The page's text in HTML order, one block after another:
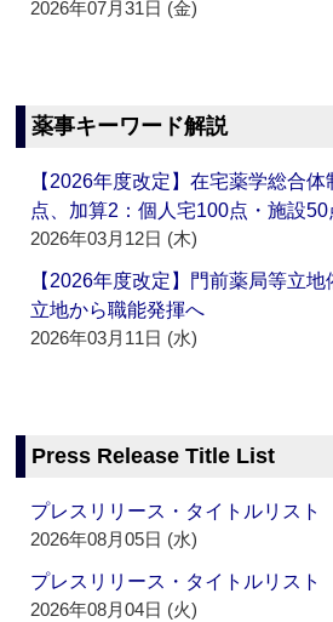
2026年07月31日 (金)
薬事キーワード解説
【2026年度改定】在宅薬学総合
点、加算2：個人宅100点・施設
2026年03月12日 (木)
【2026年度改定】門前薬局等立
立地から職能発揮へ
2026年03月11日 (水)
Press Release Title List
プレスリリース・タイトルリス
2026年08月05日 (水)
プレスリリース・タイトルリス
2026年08月04日 (火)